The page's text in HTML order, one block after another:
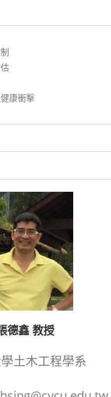
康衝擊
德鑫 教授
土木工程學系